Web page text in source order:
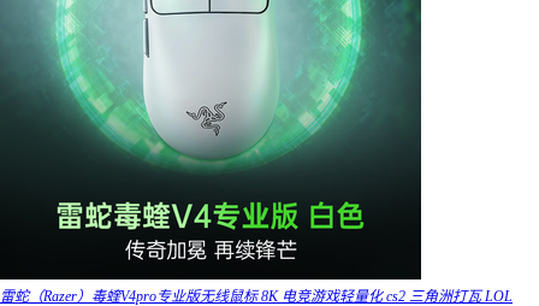
雷蛇（Razer）毒蝰V4pro专业版无线鼠标 8K 电竞游戏轻量化 cs2 三角洲打瓦 LOL